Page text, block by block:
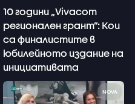
10 години „Vivacom
регионален грант”: Кои
са финалистите в
юбилейното издание на
инициативата
NOVA